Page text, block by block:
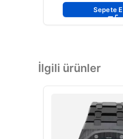
Sepete
İlgili ürünler